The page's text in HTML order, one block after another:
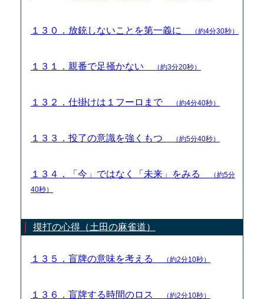
１３０．放銃しないことを第一義に （約4分30秒）
１３１．親番で足掻かない （約3分20秒）
１３２．仕掛けは１フーロまで （約4分40秒）
１３３．投了の意識を強くもつ （約5分40秒）
１３４．「今」ではなく「未来」をみる
（約5分
40秒）
摸打の心得（土田の麻雀道）
１３５．盲牌の意味を考える （約2分10秒）
１３６．盲牌する時間のロス （約2分10秒）